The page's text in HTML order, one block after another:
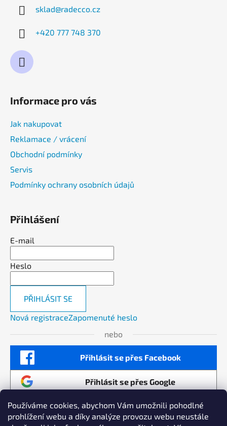
Používáme cookies, abychom Vám umožnili pohodlné
prohlížení webu a díky analýze provozu webu neustále
sklad@radecco.cz
+420 777 748 370
Informace pro vás
Jak nakupovat
Reklamace / vrácení
Obchodní podmínky
Servis
Podmínky ochrany osobních údajů
Přihlášení
E-mail
Heslo
PŘIHLÁSIT SE
Nová registraceZapomenuté heslo
nebo
Přihlásit se přes Facebook
Přihlásit se přes Google